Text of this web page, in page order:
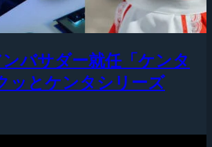
ンバサダー就任「ケンタ
ッとケンタシリーズ